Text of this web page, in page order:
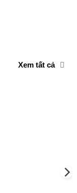
Xem tất cả